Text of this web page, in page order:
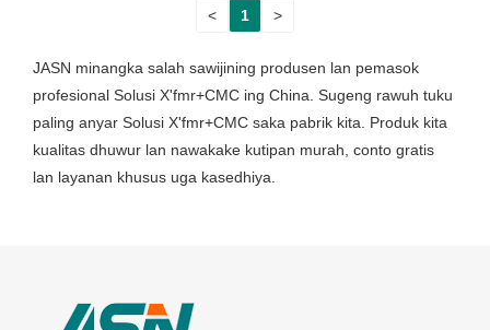
< 1 >
JASN minangka salah sawijining produsen lan pemasok
profesional Solusi X'fmr+CMC ing China. Sugeng rawuh tuku
paling anyar Solusi X'fmr+CMC saka pabrik kita. Produk kita
kualitas dhuwur lan nawakake kutipan murah, conto gratis
lan layanan khusus uga kasedhiya.